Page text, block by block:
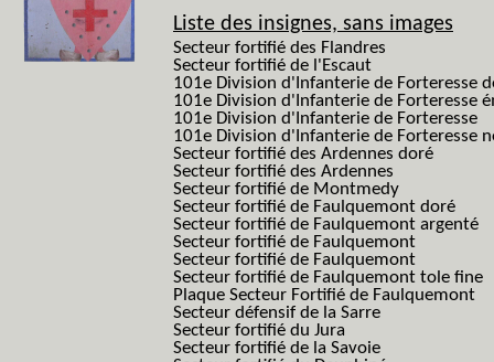
Liste des insignes, sans images
Secteur fortifié des Flandres
Secteur fortifié de l'Escaut
101e Division d'Infanterie de Forteresse
101e Division d'Infanterie de Forteresse
101e Division d'Infanterie de Forteresse
101e Division d'Infanterie de Forteresse
Secteur fortifié des Ardennes doré
Secteur fortifié des Ardennes
Secteur fortifié de Montmedy
Secteur fortifié de Faulquemont doré
Secteur fortifié de Faulquemont argenté
Secteur fortifié de Faulquemont
Secteur fortifié de Faulquemont
Secteur fortifié de Faulquemont tole fine
Plaque Secteur Fortifié de Faulquemont
Secteur défensif de la Sarre
Secteur fortifié du Jura
Secteur fortifié de la Savoie